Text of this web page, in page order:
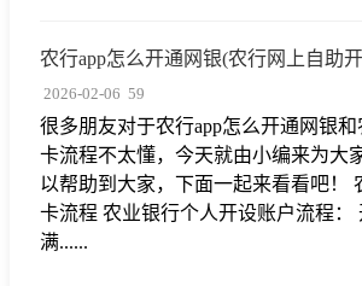
农行app怎么开通网银(农行网上自助
2026-02-06 59
很多朋友对于农行app怎么开通网银
卡流程不太懂，今天就由小编来为大
以帮助到大家，下面一起来看看吧！
卡流程 农业银行个人开设账户流程：
满......